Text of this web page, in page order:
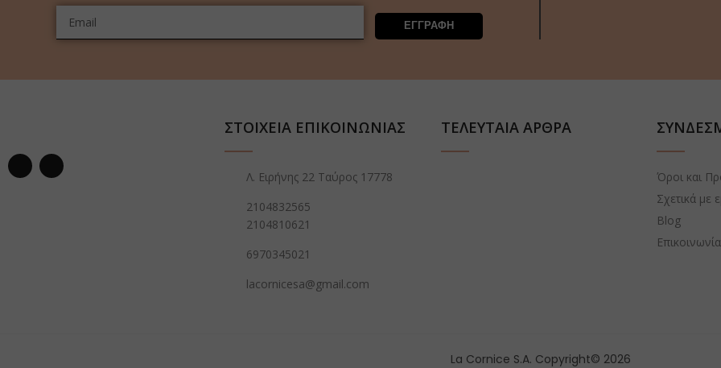
ΕΓΓΡΑΦΗ
ΣΤΟΙΧΕΙΑ ΕΠΙΚΟΙΝΩΝΙΑΣ
Λ. Ειρήνης 22 Ταύρος 17778
2104832565
2104810621
6970345021
lacornicesa@gmail.com
ΤΕΛΕΥΤΑΙΑ ΑΡΘΡΑ
Όροι και
Σχετικά με
Blog
Επικοινωνία
La Cornice S.A. Copyright© 2026